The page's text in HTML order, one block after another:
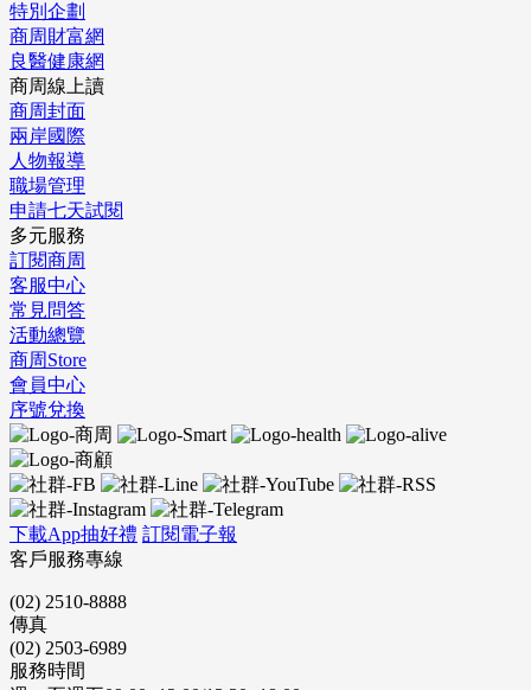
特別企劃
商周財富網
良醫健康網
商周線上讀
商周封面
兩岸國際
人物報導
職場管理
申請七天試閱
多元服務
訂閱商周
客服中心
常見問答
活動總覽
商周Store
會員中心
序號兌換
下載App抽好禮 訂閱電子報
客戶服務專線
(02) 2510-8888
傳真
(02) 2503-6989
服務時間